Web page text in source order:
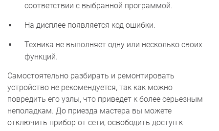
соответствии с выбранной программой.
На дисплее появляется код ошибки.
Техника не выполняет одну или несколько своих
функций.
Самостоятельно разбирать и ремонтировать
устройство не рекомендуется, так как можно
повредить его узлы, что приведет к более серьезным
неполадкам. До приезда мастера вы можете
отключить прибор от сети, освободить доступ к